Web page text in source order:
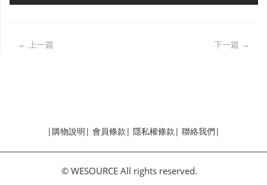
← 上一篇 下一篇 →
|購物說明 | 會員條款 | 隱私權條款 | 聯絡我們 |
© WESOURCE All rights reserved.